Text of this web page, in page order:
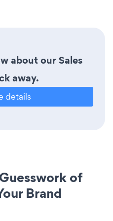
about our Sales
away.
details
of
Brand